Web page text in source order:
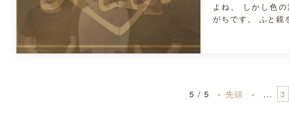
よね。 しかし色
がちです。 ふと
5 / 5 « 先頭 « ... 3